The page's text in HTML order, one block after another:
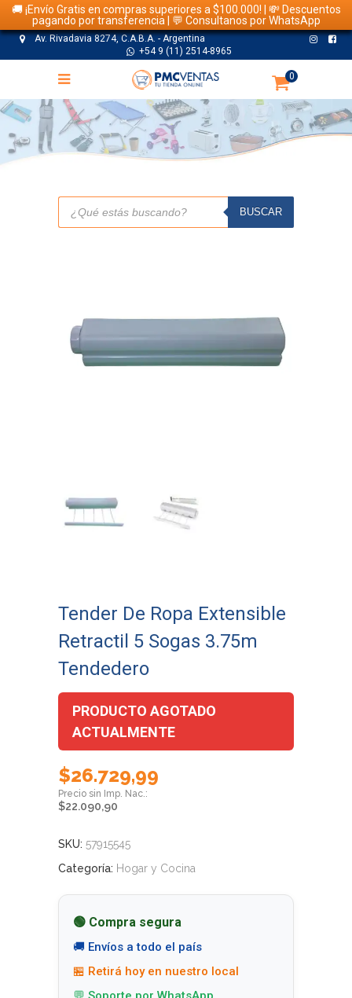
🚚 ¡Envío Gratis en compras superiores a $100.000! | 💸 Descuentos
pagando por transferencia | 💬 Consultanos por WhatsApp
Av. Rivadavia 8274, C.A.B.A. - Argentina
+54 9 (11) 2514-8965
0
TIENDA
Búsqueda
productos
BUSCAR
Tender De Ropa Extensible
Retractil 5 Sogas 3.75m
Tendedero
PRODUCTO AGOTADO
ACTUALMENTE
$26.729,99
$22.090,90
SKU: 57915545
Categoría: Hogar y Cocina
🟢 Compra segura
🚚 Envíos a todo el país
🏪 Retirá hoy en nuestro local